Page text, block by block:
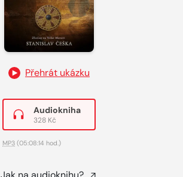
Přehrát ukázku
Audiokniha
328 Kč
MP3 (05:08:14 hod.)